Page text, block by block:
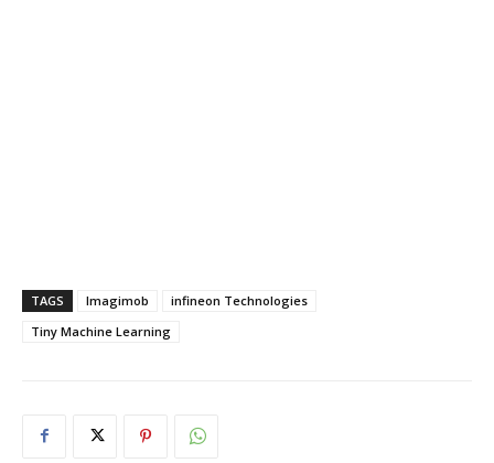
TAGS Imagimob
infineon Technologies
Tiny Machine Learning